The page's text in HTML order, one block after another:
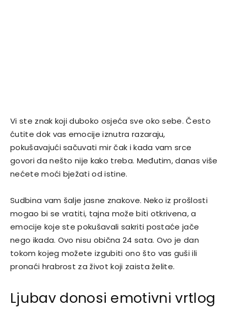
Vi ste znak koji duboko osjeća sve oko sebe. Često
ćutite dok vas emocije iznutra razaraju,
pokušavajući sačuvati mir čak i kada vam srce
govori da nešto nije kako treba. Međutim, danas više
nećete moći bježati od istine.
Sudbina vam šalje jasne znakove. Neko iz prošlosti
mogao bi se vratiti, tajna može biti otkrivena, a
emocije koje ste pokušavali sakriti postaće jače
nego ikada. Ovo nisu obična 24 sata. Ovo je dan
tokom kojeg možete izgubiti ono što vas guši ili
pronaći hrabrost za život koji zaista želite.
Ljubav donosi emotivni vrtlog